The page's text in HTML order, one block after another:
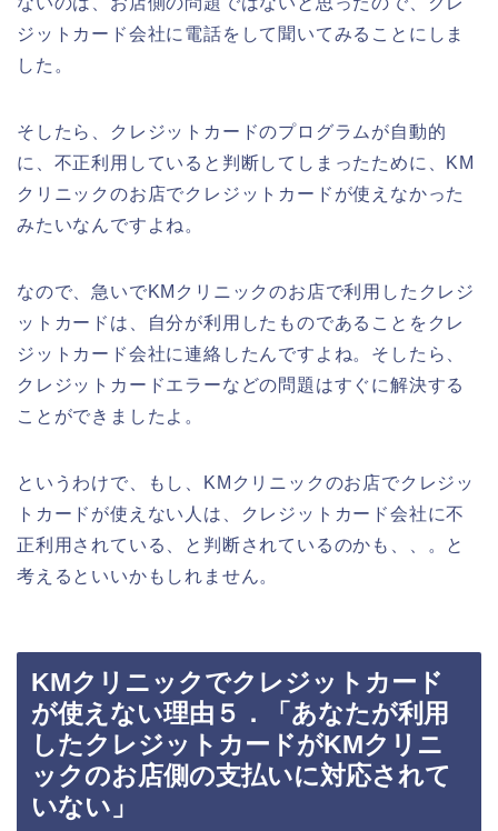
ジットカード会社に電話をして聞いてみることにしま
した。
そしたら、クレジットカードのプログラムが自動的
に、不正利用していると判断してしまったために、KM
クリニックのお店でクレジットカードが使えなかった
みたいなんですよね。
なので、急いでKMクリニックのお店で利用したクレジ
ットカードは、自分が利用したものであることをクレ
ジットカード会社に連絡したんですよね。そしたら、
クレジットカードエラーなどの問題はすぐに解決する
ことができましたよ。
というわけで、もし、KMクリニックのお店でクレジッ
トカードが使えない人は、クレジットカード会社に不
正利用されている、と判断されているのかも、、。と
考えるといいかもしれません。
KMクリニックでクレジットカード
が使えない理由５．「あなたが利用
したクレジットカードがKMクリニ
ックのお店側の支払いに対応されて
いない」